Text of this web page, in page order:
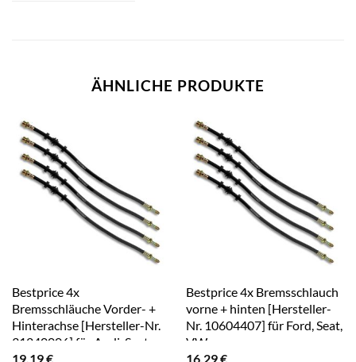
ÄHNLICHE PRODUKTE
Bestprice 4x
Bremsschläuche Vorder- +
Hinterachse [Hersteller-Nr.
31240006] für Audi, Seat
19,19€
Bestprice 4x Bremsschlauch
vorne + hinten [Hersteller-
Nr. 10604407] für Ford, Seat,
VW
16,29€